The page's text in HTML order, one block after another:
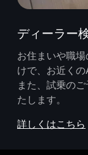
ディーラー
お住まいや職
けで、お近く
また、試乗の
たします。
詳しくはこちら